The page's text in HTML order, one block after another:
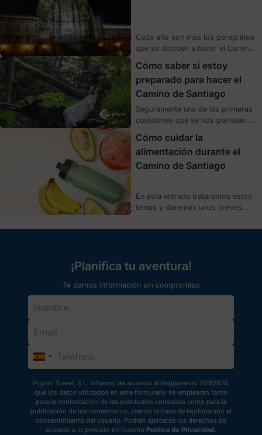
Cada año son más los peregrinos
que se deciden a hacer el Camino
sea porque son las primeras
vacaciones del año, o porque
comienza el buen tiempo y es muy
compostelana sin el agobio del
calor de verano.
Cómo saber si estoy
preparado para hacer el
Camino de Santiago
Seguramente una de las primeras
cuestiones que se nos plantean a
como puedo saber si estoy
preparado para hacer el Camino
de Santiago. Debemos tener en
para que vuestra peregrinación
sea lo más satisfactoria posible.
Cómo cuidar la
alimentación durante el
Camino de Santiago
En esta entrada trataremos estos
temas y daremos unos breves
básicos para una buena
Jacobeas.
¡Planifica tu aventura!
Te damos información sin compromiso
Pilgrim Travel, S.L. informa, de acuerdo al Reglamento 2016/679,
que los datos utilizados en este formulario se emplearán tanto
para la contestación de las eventuales consultas como para la
publicación de los comentarios, siendo la base de legitimación el
consentimiento del usuario. Podrán ejercerse los derechos de
acuerdo a lo previsto en nuestra Política de Privacidad.